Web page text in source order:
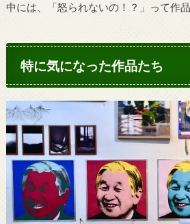
中には、「怒られないの！？」って作品
特に気になった作品たち